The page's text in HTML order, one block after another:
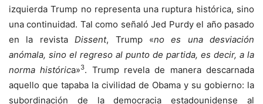
izquierda Trump no representa una ruptura histórica, sino
una continuidad. Tal como señaló Jed Purdy el año pasado
en la revistaDissent, Trump «no es una desviación
anómala, sino el regreso al punto de partida, es decir, a la
norma histórica»3. Trump revela de manera descarnada
aquello que tapaba la civilidad de Obama y su gobierno: la
subordinación de la democracia estadounidense al